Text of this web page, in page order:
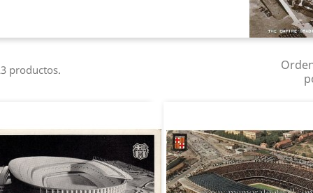
productos.